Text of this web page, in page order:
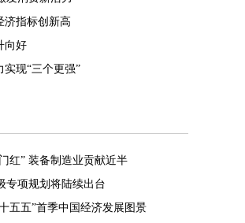
济指标创新高
向好
现“三个更强”
红” 装备制造业贡献近半
专项规划将陆续出台
五”首季中国经济发展图景